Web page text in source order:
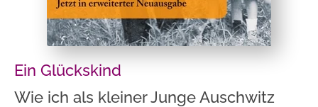
Ein Glückskind
Wie ich als kleiner Junge Auschwitz